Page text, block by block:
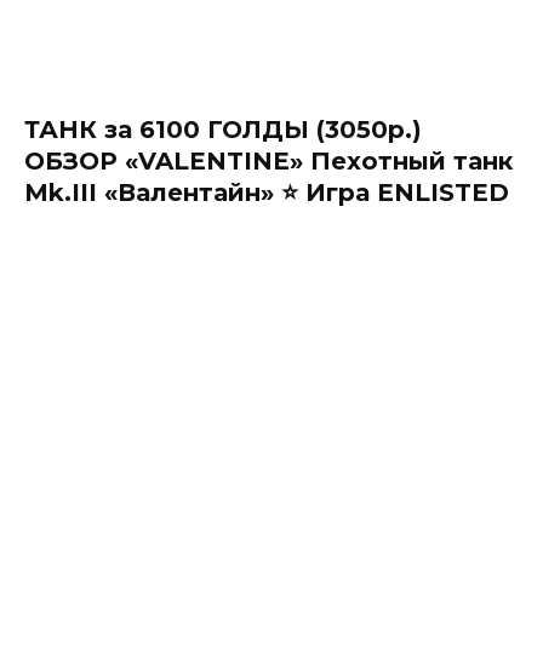
ТАНК за 6100 ГОЛДЫ (3050р.)
ОБЗОР «VALENTINE» Пехотный танк
Mk.III «Валентайн» ⭐ Игра ENLISTED